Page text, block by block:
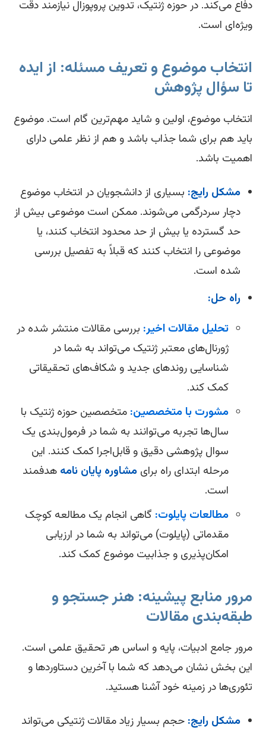
می‌کند. در حوزه ژنتیک، تدوین پروپوزال نیازمند دقت
است.
موضوع و تعریف مسئله: از ایده
سؤال پژوهش
موضوع، اولین و شاید مهم‌ترین گام است. موضوع
هم برای شما جذاب باشد و هم از نظر علمی دارای
باشد.
مشکل رایج:بسیاری از دانشجویان در انتخاب موضوع
دچار سردرگمی می‌شوند. ممکن است موضوعی بیش از
حد گسترده یا بیش از حد محدود انتخاب کنند، یا
موضوعی را انتخاب کنند که قبلاً به تفصیل بررسی
شده است.
راه حل:
تحلیل مقالات اخیر:بررسی مقالات منتشر شده در
ژورنال‌های معتبر ژنتیک می‌تواند به شما در
شناسایی روندهای جدید و شکاف‌های تحقیقاتی
کمک کند.
مشورت با متخصصین:متخصصین حوزه ژنتیک با
سال‌ها تجربه می‌توانند به شما در فرمول‌بندی یک
سوال پژوهشی دقیق و قابل‌اجرا کمک کنند. این
مرحله ابتدای راه برایمشاوره پایان نامه هدفمند
است.
مطالعات پایلوت:گاهی انجام یک مطالعه کوچک
مقدماتی (پایلوت) می‌تواند به شما در ارزیابی
امکان‌پذیری و جذابیت موضوع کمک کند.
منابع پیشینه: هنر جستجو و
مقالات
جامع ادبیات، پایه و اساس هر تحقیق علمی است.
بخش نشان می‌دهد که شما با آخرین دستاوردها و
در زمینه خود آشنا هستید.
مشکل رایج:حجم بسیار زیاد مقالات ژنتیکی می‌تواند